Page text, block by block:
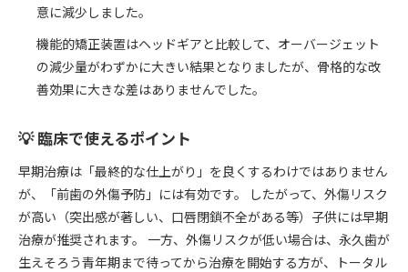
意に減少しました。
機能的矯正装置はヘッドギアと比較して、オーバージェット
の減少量がわずかに大きい結果となりましたが、骨格的な改
善効果に大きな差はありませんでした。
💡 臨床で使えるポイント
早期治療は「最終的な仕上がり」を良くするわけではありません
が、「前歯の外傷予防」には有効です。 したがって、外傷リスク
が高い（突出感が著しい、口唇閉鎖不全がある等）子供には早期
治療が推奨されます。 一方、外傷リスクが低い場合は、永久歯が
生えそろう青年期まで待ってから治療を開始する方が、トータル